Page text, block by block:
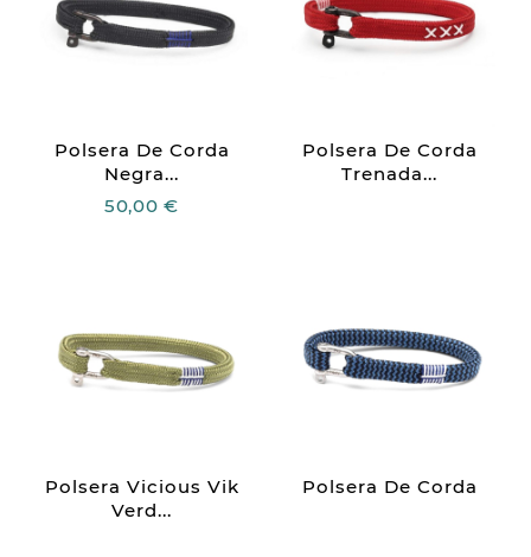
Polsera De Corda
Negra...
50,00 €
Polsera De Corda
Trenada...
Polsera Vicious Vik
Verd...
Polsera De Corda